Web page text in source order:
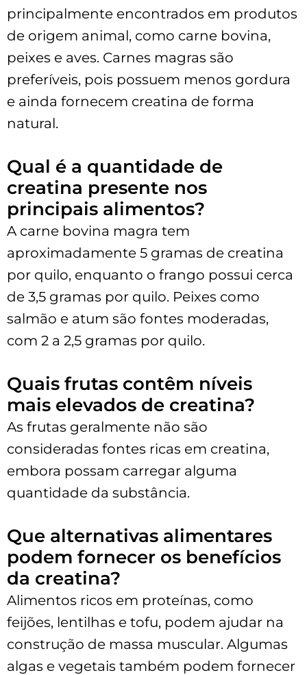
principalmente encontrados em produtos
de origem animal, como carne bovina,
peixes e aves. Carnes magras são
preferíveis, pois possuem menos gordura
e ainda fornecem creatina de forma
natural.
Qual é a quantidade de
creatina presente nos
principais alimentos?
A carne bovina magra tem
aproximadamente 5 gramas de creatina
por quilo, enquanto o frango possui cerca
de 3,5 gramas por quilo. Peixes como
salmão e atum são fontes moderadas,
com 2 a 2,5 gramas por quilo.
Quais frutas contêm níveis
mais elevados de creatina?
As frutas geralmente não são
consideradas fontes ricas em creatina,
embora possam carregar alguma
quantidade da substância.
Que alternativas alimentares
podem fornecer os benefícios
da creatina?
Alimentos ricos em proteínas, como
feijões, lentilhas e tofu, podem ajudar na
construção de massa muscular. Algumas
algas e vegetais também podem fornecer